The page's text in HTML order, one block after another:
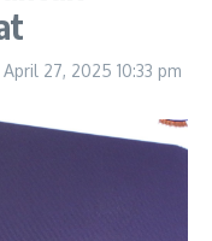
April 27, 2025 10:33 pm